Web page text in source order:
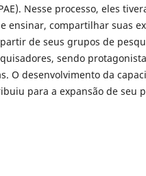
Nesse processo, eles
ensinar, compartilhar suas
de seus grupos de
sendo
O desenvolvimento da
para a expansão de seu